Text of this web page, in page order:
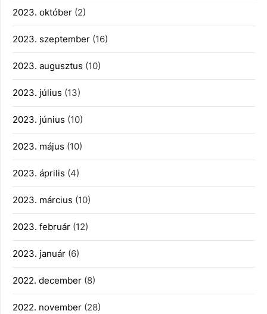
2023. október (2)
2023. szeptember (16)
2023. augusztus (10)
2023. július (13)
2023. június (10)
2023. május (10)
2023. április (4)
2023. március (10)
2023. február (12)
2023. január (6)
2022. december (8)
2022. november (28)